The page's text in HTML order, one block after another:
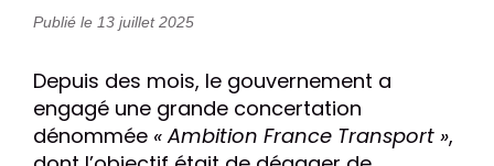
Publié le 13 juillet 2025
Depuis des mois, le gouvernement a
engagé une grande concertation
dénommée « Ambition France Transport »,